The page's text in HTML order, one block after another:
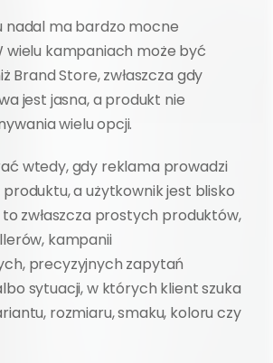
nadal ma bardzo mocne
wielu kampaniach może być
Brand Store, zwłaszcza gdy
jest jasna, a produkt nie
wielu opcji.
wtedy, gdy reklama prowadzi
a użytkownik jest blisko
zwłaszcza prostych produktów,
kampanii
precyzyjnych zapytań
sytuacji, w których klient szuka
rozmiaru, smaku, koloru czy